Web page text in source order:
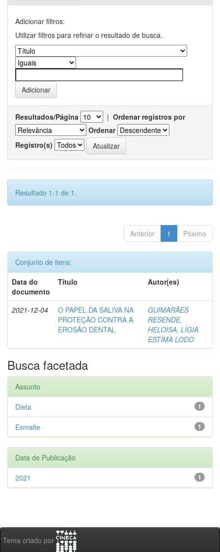
Adicionar filtros:
Utilizar filtros para refinar o resultado de busca.
Resultados/Página | Ordenar registros por
Ordenar
Registro(s)
Resultado 1-1 de 1.
Anterior 1 Póximo
Conjunto de itens:
Data do
documento
Título Autor(es)
2021-12-04
O PAPEL DA SALIVA NA
PROTEÇÃO CONTRA A
EROSÃO DENTAL
GUIMARÃES
RESENDE,
HELOISA, LÍGIA
ESTIMA LODO
Busca facetada
Assunto
1
Dieta
1
Esmalte
Data de Publicação
1
2021
Tema criado por